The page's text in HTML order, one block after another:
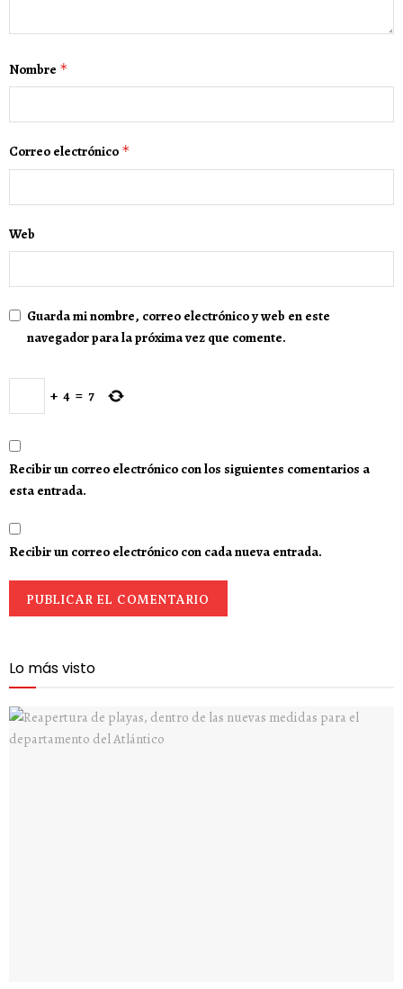
Nombre *
Correo electrónico *
Web
Guarda mi nombre, correo electrónico y web en este
navegador para la próxima vez que comente.
+ 4 = 7
Recibir un correo electrónico con los siguientes comentarios a
esta entrada.
Recibir un correo electrónico con cada nueva entrada.
Lo más visto